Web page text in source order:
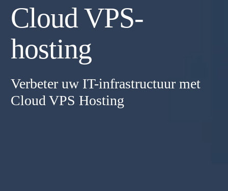
Cloud VPS-
hosting
Verbeter uw IT-infrastructuur met
Cloud VPS Hosting